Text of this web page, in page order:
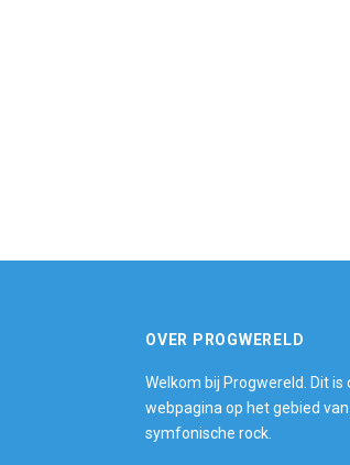
OVER PROGWERELD
Welkom bij Progwereld. Dit is
webpagina op het gebied
symfonische rock.